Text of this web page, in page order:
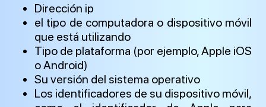
Dirección ip
el tipo de computadora o dispositivo móvil
que está utilizando
Tipo de plataforma (por ejemplo, Apple iOS
o Android)
Su versión del sistema operativo
Los identificadores de su dispositivo móvil,